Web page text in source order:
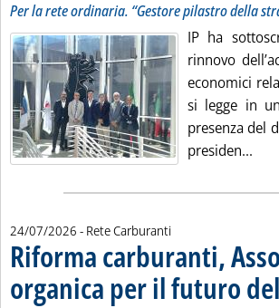
Per la rete ordinaria. “Gestore pilastro della
IP ha
rinnovo
economici
si legge in
presenza del
presiden...
24/07/2026 - Rete Carburanti
Riforma carburanti,
organica per il futuro